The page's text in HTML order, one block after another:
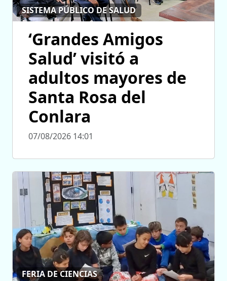
SISTEMA PÚBLICO DE SALUD
‘Grandes Amigos
Salud’ visitó a
adultos mayores de
Santa Rosa del
Conlara
07/08/2026 14:01
FERIA DE CIENCIAS